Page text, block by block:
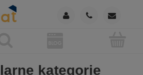
kategorie